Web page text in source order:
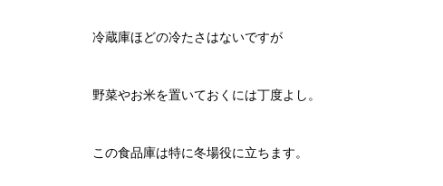
冷蔵庫ほどの冷たさはないですが
野菜やお米を置いておくには丁度よし。
この食品庫は特に冬場役に立ちます。